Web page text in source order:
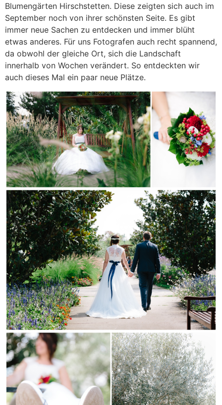
Blumengärten Hirschstetten. Diese zeigten sich auch im
September noch von ihrer schönsten Seite. Es gibt
immer neue Sachen zu entdecken und immer blüht
etwas anderes. Für uns Fotografen auch recht spannend,
da obwohl der gleiche Ort, sich die Landschaft
innerhalb von Wochen verändert. So entdeckten wir
auch dieses Mal ein paar neue Plätze.